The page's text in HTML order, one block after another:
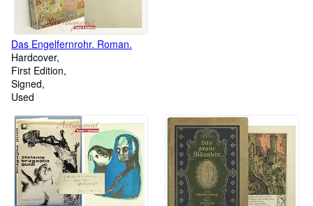
Das Engelfernrohr. Roman.
Hardcover
First Edition
Signed
Used